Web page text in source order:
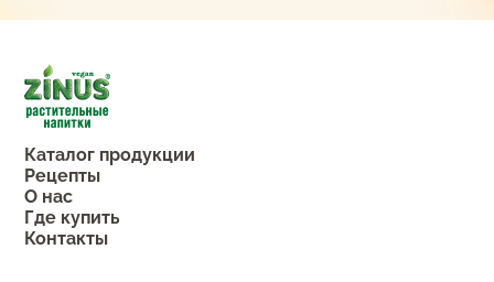
Каталог продукции
Рецепты
О нас
Где купить
Контакты